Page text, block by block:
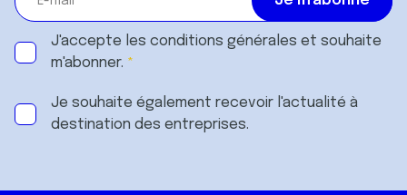
J'accepte les conditions générales et souhaite
m'abonner.
Je souhaite également recevoir l'actualité à
destination des entreprises.